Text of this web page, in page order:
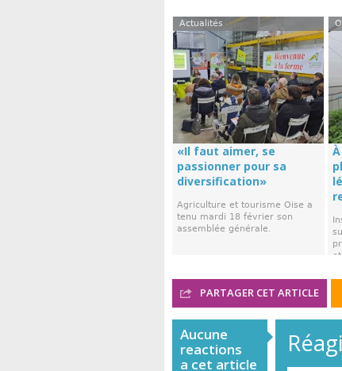
Actualités
«Il faut aimer, se
passionner pour sa
diversification»
Agriculture et tourisme Oise a
tenu mardi 18 février son
assemblée générale.
PARTAGER CET ARTICLE
Aucune
reactions
a cet article